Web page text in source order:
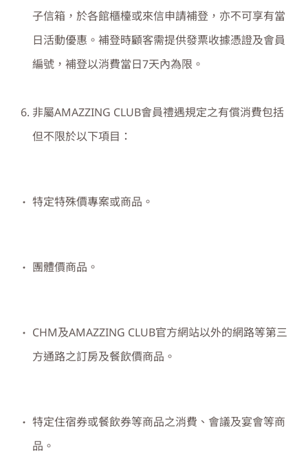
子信箱，於各館櫃檯或來信申請補登，亦不可享有當
日活動優惠。補登時顧客需提供發票收據憑證及會員
編號，補登以消費當日7天內為限。
非屬AMAZZING CLUB會員禮遇規定之有償消費包括
但不限於以下項目：
特定特殊價專案或商品。
團體價商品。
CHM及AMAZZING CLUB官方網站以外的網路等第三
方通路之訂房及餐飲價商品。
特定住宿券或餐飲券等商品之消費、會議及宴會等商
品。